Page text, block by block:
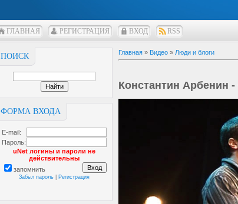
ГЛАВНАЯ РЕГИСТРАЦИЯ ВХОД RSS
ПОИСК
ФОРМА ВХОДА
E-mail:
Пароль:
uNet логины и пароли не
действительны
запомнить
Забыл пароль Регистрация
Главная » Видео » Люди и блоги
Константин Арбенин